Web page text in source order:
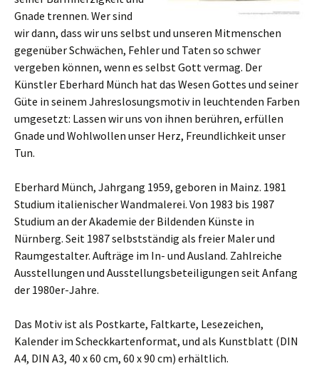
Gnade trennen. Wer sind
wir dann, dass wir uns selbst und unseren Mitmenschen
gegenüber Schwächen, Fehler und Taten so schwer
vergeben können, wenn es selbst Gott vermag. Der
Künstler Eberhard Münch hat das Wesen Gottes und seiner
Güte in seinem Jahreslosungsmotiv in leuchtenden Farben
umgesetzt: Lassen wir uns von ihnen berühren, erfüllen
Gnade und Wohlwollen unser Herz, Freundlichkeit unser
Tun.
Eberhard Münch, Jahrgang 1959, geboren in Mainz. 1981
Studium italienischer Wandmalerei. Von 1983 bis 1987
Studium an der Akademie der Bildenden Künste in
Nürnberg. Seit 1987 selbstständig als freier Maler und
Raumgestalter. Aufträge im In- und Ausland. Zahlreiche
Ausstellungen und Ausstellungsbeteiligungen seit Anfang
der 1980er-Jahre.
Das Motiv ist als Postkarte, Faltkarte, Lesezeichen,
Kalender im Scheckkartenformat, und als Kunstblatt (DIN
A4, DIN A3, 40 x 60 cm, 60 x 90 cm) erhältlich.